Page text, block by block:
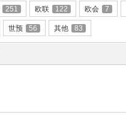
251 欧联 122 欧会 7
世预 56 其他 83